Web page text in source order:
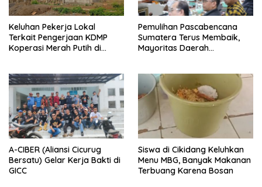
Keluhan Pekerja Lokal
Terkait Pengerjaan KDMP
Koperasi Merah Putih di
Pemulihan Pascabencana
Sumatera Terus Membaik,
Mayoritas Daerah
A-CIBER (Aliansi Cicurug
Bersatu) Gelar Kerja Bakti di
GICC
Siswa di Cikidang Keluhkan
Menu MBG, Banyak Makanan
Terbuang Karena Bosan